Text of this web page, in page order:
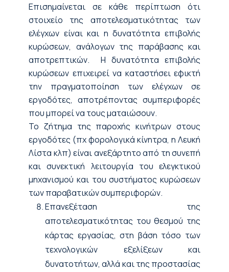
Επισημαίνεται σε κάθε περίπτωση ότι
στοιχείο της αποτελεσματικότητας των
ελέγχων είναι και η δυνατότητα επιβολής
κυρώσεων, ανάλογων της παράβασης και
αποτρεπτικών. Η δυνατότητα επιβολής
κυρώσεων επιχειρεί να καταστήσει εφικτή
την πραγματοποίηση των ελέγχων σε
εργοδότες, αποτρέποντας συμπεριφορές
που μπορεί να τους ματαιώσουν.
Το ζήτημα της παροχής κινήτρων στους
εργοδότες (πχ φορολογικά κίνητρα, η Λευκή
Λίστα κλπ) είναι ανεξάρτητο από τη συνεπή
και συνεκτική λειτουργία του ελεγκτικού
μηχανισμού και του συστήματος κυρώσεων
των παραβατικών συμπεριφορών.
Επανεξέταση της
αποτελεσματικότητας του θεσμού της
κάρτας εργασίας, στη βάση τόσο των
τεχνολογικών εξελίξεων και
δυνατοτήτων, αλλά και της προστασίας